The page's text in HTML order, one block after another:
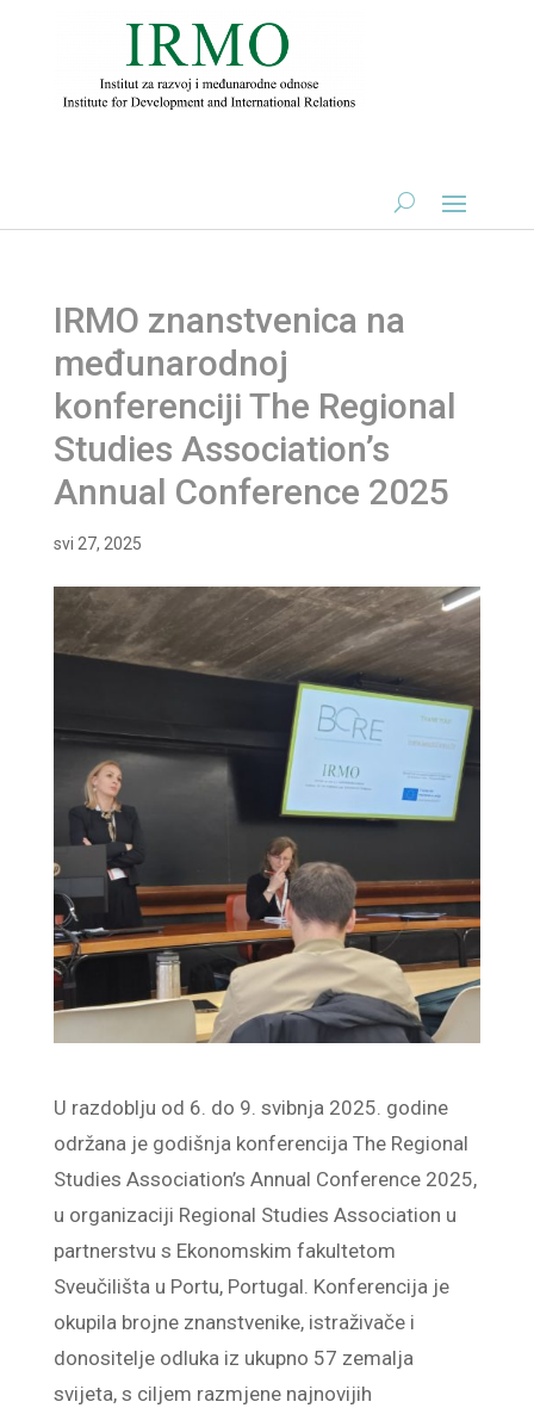
IRMO znanstvenica na
međunarodnoj
konferenciji The Regional
Studies Association’s
Annual Conference 2025
svi 27, 2025
U razdoblju od 6. do 9. svibnja 2025. godine
održana je godišnja konferencija The Regional
Studies Association’s Annual Conference 2025,
u organizaciji Regional Studies Association u
partnerstvu s Ekonomskim fakultetom
Sveučilišta u Portu, Portugal. Konferencija je
okupila brojne znanstvenike, istraživače i
donositelje odluka iz ukupno 57 zemalja
svijeta, s ciljem razmjene najnovijih